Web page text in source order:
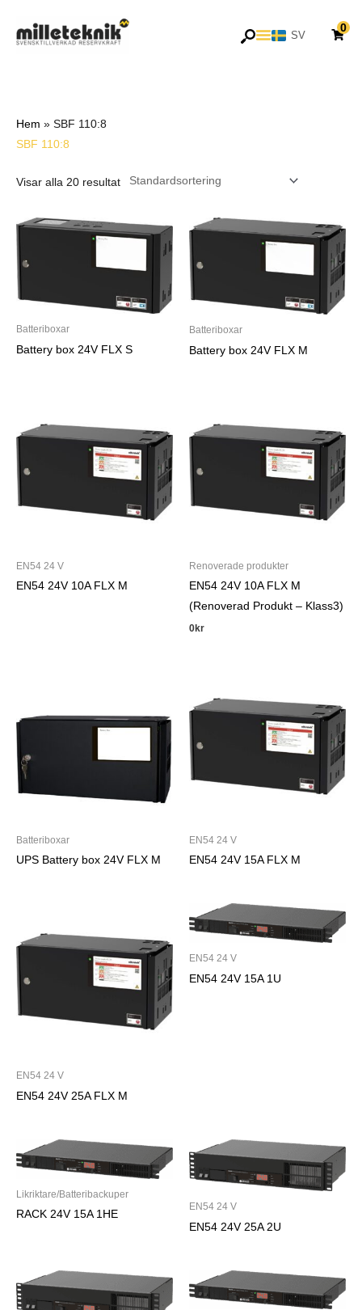
SV
EN
0
Hem » SBF 110:8
SBF 110:8
Visar alla 20 resultat
Batteriboxar
Battery box 24V FLX S
Batteriboxar
Battery box 24V FLX M
EN54 24 V
EN54 24V 10A FLX M
Renoverade produkter
EN54 24V 10A FLX M
(Renoverad Produkt – Klass3)
0kr
Batteriboxar
UPS Battery box 24V FLX M
EN54 24 V
EN54 24V 15A FLX M
EN54 24 V
EN54 24V 25A FLX M
EN54 24 V
EN54 24V 15A 1U
Likriktare/Batteribackuper
RACK 24V 15A 1HE
EN54 24 V
EN54 24V 25A 2U